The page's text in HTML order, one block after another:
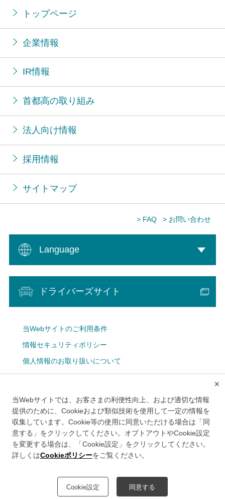
トップページ
企業情報
IR情報
首都高の取り組み
法人向け情報
採用情報
サイトマップ
> FAQ > お問い合わせ
Language
ドライバーズサイト
当Webサイトのご利用条件
情報セキュリティポリシー
個人情報のお取り扱いについて
メルマガ
このWebサイトは、首都高速道路株式会社により運営されております。
©Metropolitan Expressway Company Limited.
当Webサイトでは、お客さまの利便性向上、および適切な情報
提供のために、Cookieおよび類似技術を使用して一定の情報を
収集しています。Cookie等の使用に同意いただける場合は「同
意する」をクリックしてください。オプトアウトやCookie設定
を変更する場合は、「Cookie設定」をクリックしてください。
詳しくはCookieポリシーをご覧ください。
Cookie設定 同意する
✕